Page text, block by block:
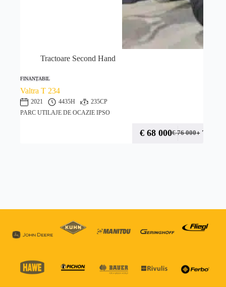
Tractoare Second Hand
FINANȚABIL
Valtra T 234
2021 4435H
235CP
PARC UTILAJE DE OCAZIE IPSO
€76 000
€ 68 000 + TVA